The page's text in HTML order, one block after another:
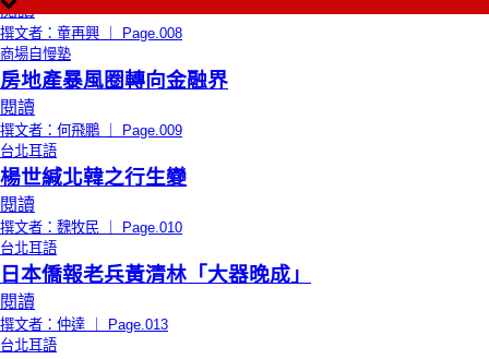
閱讀
撰文者：童再興 ｜ Page.008
商場自慢塾
房地產暴風圈轉向金融界
閱讀
撰文者：何飛鵬 ｜ Page.009
台北耳語
楊世緘北韓之行生變
閱讀
撰文者：魏牧民 ｜ Page.010
台北耳語
日本僑報老兵黃清林「大器晚成」
閱讀
撰文者：仲達 ｜ Page.013
台北耳語